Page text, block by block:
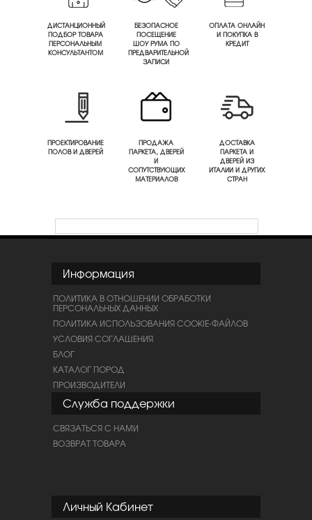
ДИСТАНЦИОННЫЙ
ПОДБОР ТОВАРА
ПЕРСОНАЛЬНЫМ
КОНСУЛЬТАНТОМ
БЕЗОПАСНОЕ
ПОСЕЩЕНИЕ
ШОУ РУМА ПО
ПРЕДВАРИТЕЛЬНОЙ
ЗАПИСИ
ОПЛАТА ОНЛАЙН
И ПОКУПКА В
КРЕДИТ
ПРОЕКТИРОВАНИЕ
ПОЛОВ И ДВЕРЕЙ
ПРОДАЖА
ПАРКЕТА, ДВЕРЕЙ
И
СОПУТСТВУЮЩИХ
МАТЕРИАЛОВ
ДОСТАВКА
ПАРКЕТА И
ДВЕРЕЙ ИЗ
ИТАЛИИ И ДРУГИХ
СТРАН
Информация
ПОЛИТИКА В ОТНОШЕНИИ ОБРАБОТКИ
ПЕРСОНАЛЬНЫХ ДАННЫХ
ПОЛИТИКА ИСПОЛЬЗОВАНИЯ COOKIE-ФАЙЛОВ
УСЛОВИЯ СОГЛАШЕНИЯ
БЛОГ
КАТАЛОГ ПОРОД
ПРОИЗВОДИТЕЛИ
Служба поддержки
СВЯЗАТЬСЯ С НАМИ
ВОЗВРАТ ТОВАРА
Личный Кабинет